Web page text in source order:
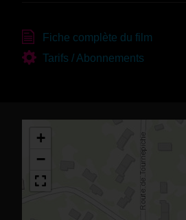
Fiche complète du film
Tarifs / Abonnements
+
−